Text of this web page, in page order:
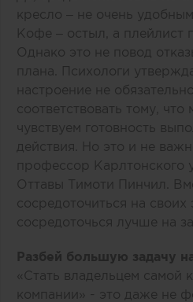
кресло – не очень
Кофе – остыл, а плейлист
Однако это не повод
плана. Психологи
настроение не
соответствовать тому,
чувствуем готовность
действия. Но это и не
профессор Карлтонского
Оттавы Тимоти Пинчил.
сосредоточиться на своих
сосредоточься лучше на
Разбей большую задачу
«Стать владельцем самой
компании» - это даже не